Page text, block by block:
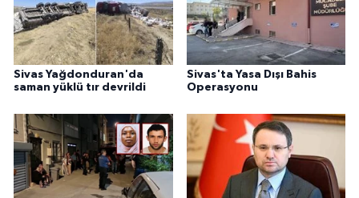
Sivas Yağdonduran'da
saman yüklü tır devrildi
Sivas'ta Yasa Dışı Bahis
Operasyonu